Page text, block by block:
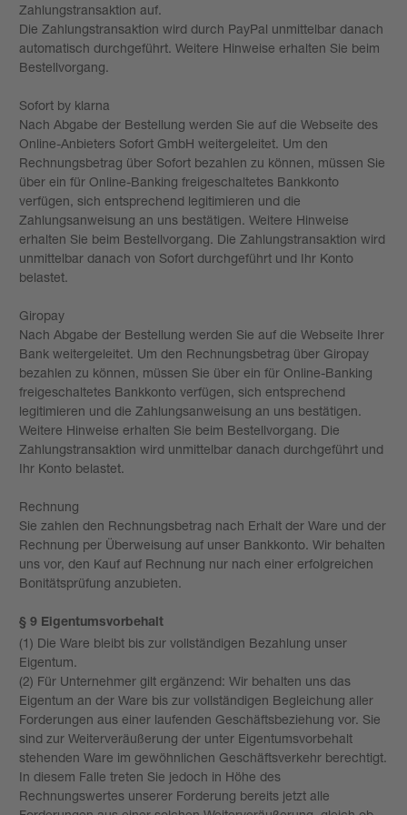
Zahlungstransaktion auf.
Die Zahlungstransaktion wird durch PayPal unmittelbar danach
automatisch durchgeführt. Weitere Hinweise erhalten Sie beim
Bestellvorgang.
Sofort by klarna
Nach Abgabe der Bestellung werden Sie auf die Webseite des
Online-Anbieters Sofort GmbH weitergeleitet. Um den
Rechnungsbetrag über Sofort bezahlen zu können, müssen Sie
über ein für Online-Banking freigeschaltetes Bankkonto
verfügen, sich entsprechend legitimieren und die
Zahlungsanweisung an uns bestätigen. Weitere Hinweise
erhalten Sie beim Bestellvorgang. Die Zahlungstransaktion wird
unmittelbar danach von Sofort durchgeführt und Ihr Konto
belastet.
Giropay
Nach Abgabe der Bestellung werden Sie auf die Webseite Ihrer
Bank weitergeleitet. Um den Rechnungsbetrag über Giropay
bezahlen zu können, müssen Sie über ein für Online-Banking
freigeschaltetes Bankkonto verfügen, sich entsprechend
legitimieren und die Zahlungsanweisung an uns bestätigen.
Weitere Hinweise erhalten Sie beim Bestellvorgang. Die
Zahlungstransaktion wird unmittelbar danach durchgeführt und
Ihr Konto belastet.
Rechnung
Sie zahlen den Rechnungsbetrag nach Erhalt der Ware und der
Rechnung per Überweisung auf unser Bankkonto. Wir behalten
uns vor, den Kauf auf Rechnung nur nach einer erfolgreichen
Bonitätsprüfung anzubieten.
§ 9 Eigentumsvorbehalt
(1) Die Ware bleibt bis zur vollständigen Bezahlung unser
Eigentum.
(2) Für Unternehmer gilt ergänzend: Wir behalten uns das
Eigentum an der Ware bis zur vollständigen Begleichung aller
Forderungen aus einer laufenden Geschäftsbeziehung vor. Sie
sind zur Weiterveräußerung der unter Eigentumsvorbehalt
stehenden Ware im gewöhnlichen Geschäftsverkehr berechtigt.
In diesem Falle treten Sie jedoch in Höhe des
Rechnungswertes unserer Forderung bereits jetzt alle